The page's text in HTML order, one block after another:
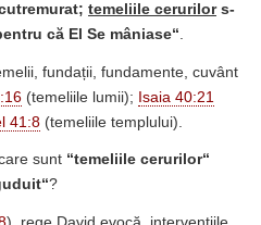
temeliile cerurilors-
că El Se mâniase“.
fundații, fundamente, cuvânt
(temeliile lumii); Isaia 40:21
41:8 (temeliile templului).
sunt “temeliile cerurilor“
?